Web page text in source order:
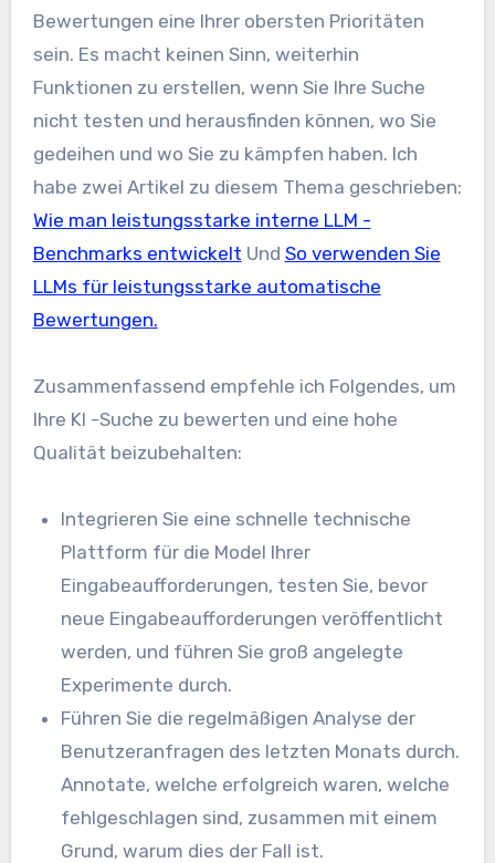
Bewertungen eine Ihrer obersten Prioritäten
sein. Es macht keinen Sinn, weiterhin
Funktionen zu erstellen, wenn Sie Ihre Suche
nicht testen und herausfinden können, wo Sie
gedeihen und wo Sie zu kämpfen haben. Ich
habe zwei Artikel zu diesem Thema geschrieben:
Wie man leistungsstarke interne LLM -
Benchmarks entwickelt Und So verwenden Sie
LLMs für leistungsstarke automatische
Bewertungen.
Zusammenfassend empfehle ich Folgendes, um
Ihre KI -Suche zu bewerten und eine hohe
Qualität beizubehalten:
Integrieren Sie eine schnelle technische
Plattform für die Model Ihrer
Eingabeaufforderungen, testen Sie, bevor
neue Eingabeaufforderungen veröffentlicht
werden, und führen Sie groß angelegte
Experimente durch.
Führen Sie die regelmäßigen Analyse der
Benutzeranfragen des letzten Monats durch.
Annotate, welche erfolgreich waren, welche
fehlgeschlagen sind, zusammen mit einem
Grund, warum dies der Fall ist.